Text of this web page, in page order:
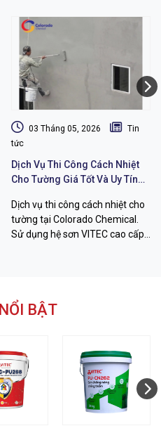
03 Tháng 05, 2026
Tin
tức
Dịch Vụ Thi Công Cách Nhiệt
Cho Tường Giá Tốt Và Uy Tín
Dịch vụ thi công cách nhiệt cho
tường tại Colorado Chemical.
Sử dụng hệ sơn VITEC cao cấp
NỔI BẬT